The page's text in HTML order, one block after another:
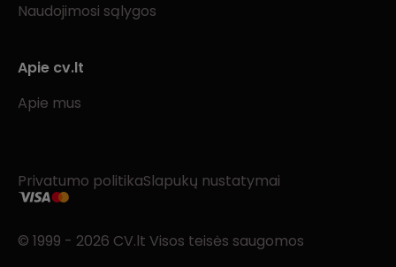
Naudojimosi sąlygos
Apie cv.lt
Apie mus
Privatumo politikaSlapukų nustatymai
© 1999 - 2026 CV.lt Visos teisės saugomos